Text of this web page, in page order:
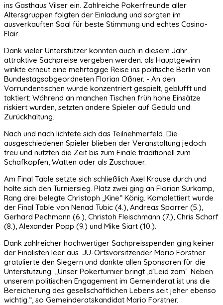
ins Gasthaus Vilser ein. Zahlreiche Pokerfreunde aller
Altersgruppen folgten der Einladung und sorgten im
ausverkauften Saal für beste Stimmung und echtes Casino-
Flair.
Dank vieler Unterstützer konnten auch in diesem Jahr
attraktive Sachpreise vergeben werden: als Hauptgewinn
winkte erneut eine mehrtägige Reise ins politische Berlin von
Bundestagsabgeordneten Florian Oßner. - An den
Vorrundentischen wurde konzentriert gespielt, geblufft und
taktiert: Während an manchen Tischen früh hohe Einsätze
riskiert wurden, setzten andere Spieler auf Geduld und
Zurückhaltung.
Nach und nach lichtete sich das Teilnehmerfeld. Die
ausgeschiedenen Spieler blieben der Veranstaltung jedoch
treu und nutzten die Zeit bis zum Finale traditionell zum
Schafkopfen, Watten oder als Zuschauer.
Am Final Table setzte sich schließlich Axel Krause durch und
holte sich den Turniersieg. Platz zwei ging an Florian Surkamp,
Rang drei belegte Christoph „Kine“ König. Komplettiert wurde
der Final Table von Nenad Tubic (4.), Andreas Sporrer (5.),
Gerhard Pechmann (6.), Christoh Fleischmann (7.), Chris Scharf
(8.), Alexander Popp (9.) und Mike Siart (10.).
Dank zahlreicher hochwertiger Sachpreisspenden ging keiner
der Finalisten leer aus. JU-Ortsvorsitzender Mario Forstner
gratulierte den Siegern und dankte allen Sponsoren für die
Unterstützung. „Unser Pokerturnier bringt ‚d’Leid zam‘. Neben
unserem politischen Engagement im Gemeinderat ist uns die
Bereicherung des gesellschaftlichen Lebens seit jeher ebenso
wichtig.“, so Gemeinderatskandidat Mario Forstner.